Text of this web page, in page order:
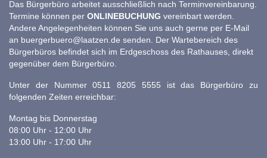
Das Bürgerbüro arbeitet ausschließlich nach Terminvereinbarung.
Termine können per ONLINEBUCHUNG vereinbart werden.
Andere Angelegenheiten können Sie uns auch gerne per E-Mail
an buergerbuero@laatzen.de senden. Der Wartebereich des
Bürgerbüros befindet sich im Erdgeschoss des Rathauses, direkt
gegenüber dem Bürgerbüro.
Unter der Nummer 0511 8205 5555 ist das Bürgerbüro zu
folgenden Zeiten erreichbar:
Montag bis Donnerstag
08:00 Uhr - 12:00 Uhr
13:00 Uhr - 17:00 Uhr